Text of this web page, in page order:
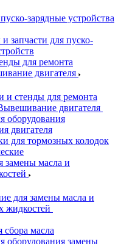
зарядные устройства
запчасти для пуско-
для ремонта
двигателя
и стенды для ремонта
двигателя
оборудования
двигателя
для тормозных колодок
замены масла и
для замены масла и
жидкостей
сбора масла
оборудования замены